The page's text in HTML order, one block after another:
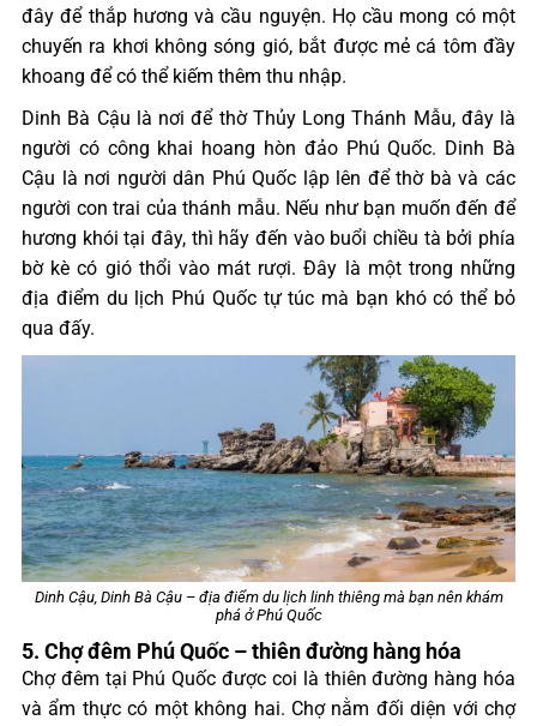
đây để thắp hương và cầu nguyện. Họ cầu mong có một
chuyến ra khơi không sóng gió, bắt được mẻ cá tôm đầy
khoang để có thể kiếm thêm thu nhập.
Dinh Bà Cậu là nơi để thờ Thủy Long Thánh Mẫu, đây là
người có công khai hoang hòn đảo Phú Quốc. Dinh Bà
Cậu là nơi người dân Phú Quốc lập lên để thờ bà và các
người con trai của thánh mẫu. Nếu như bạn muốn đến để
hương khói tại đây, thì hãy đến vào buổi chiều tà bởi phía
bờ kè có gió thổi vào mát rượi. Đây là một trong những
địa điểm du lịch Phú Quốc tự túc mà bạn khó có thể bỏ
qua đấy.
Dinh Cậu, Dinh Bà Cậu – địa điểm du lịch linh thiêng mà bạn nên khám
phá ở Phú Quốc
5. Chợ đêm Phú Quốc – thiên đường hàng hóa
Chợ đêm tại Phú Quốc được coi là thiên đường hàng hóa
và ẩm thực có một không hai. Chợ nằm đối diện với chợ